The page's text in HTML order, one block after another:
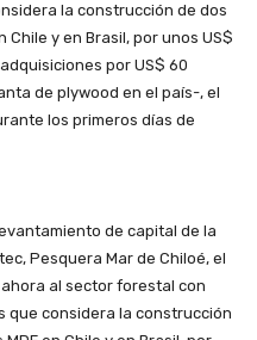
la construcción de dos
y en Brasil, por unos US$
por US$ 60
de plywood en el país-, el
los primeros días de
de capital de la
Pesquera Mar de Chiloé, el
al sector forestal con
que considera la construcción